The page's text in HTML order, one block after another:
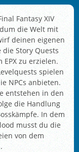
Fantasy XIV
die Welt mit
deinen eigenen
Story Quests
zu erzielen.
spielen
NPCs anbieten.
entstehen in den
die Handlung
In dem
musst du die
von dem